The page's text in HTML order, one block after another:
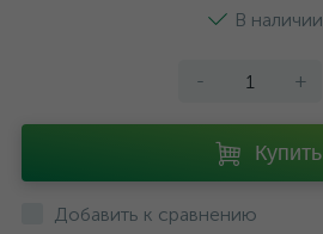
В наличии
- +
Купить
Добавить к сравнению